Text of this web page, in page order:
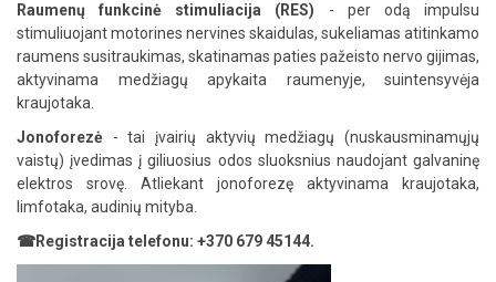
Raumenų funkcinė stimuliacija (RES) - per odą impulsu
stimuliuojant motorines nervines skaidulas, sukeliamas atitinkamo
raumens susitraukimas, skatinamas paties pažeisto nervo gijimas,
aktyvinama medžiagų apykaita raumenyje, suintensyvėja
kraujotaka.
Jonoforezė - tai įvairių aktyvių medžiagų (nuskausminamųjų
vaistų) įvedimas į giliuosius odos sluoksnius naudojant galvaninę
elektros srovę. Atliekant jonoforezę aktyvinama kraujotaka,
limfotaka, audinių mityba.
☎Registracija telefonu: +370 679 45144.